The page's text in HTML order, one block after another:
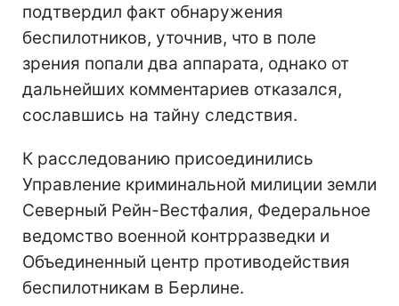
подтвердил факт обнаружения
беспилотников, уточнив, что в поле
зрения попали два аппарата, однако от
дальнейших комментариев отказался,
сославшись на тайну следствия.
К расследованию присоединились
Управление криминальной милиции земли
Северный Рейн-Вестфалия, Федеральное
ведомство военной контрразведки и
Объединенный центр противодействия
беспилотникам в Берлине.